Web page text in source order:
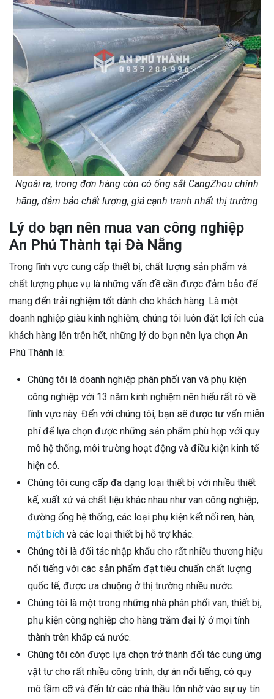
Ngoài ra, trong đơn hàng còn có ống sắt CangZhou chính
hãng, đảm bảo chất lượng, giá cạnh tranh nhất thị trường
Lý do bạn nên mua van công nghiệp
An Phú Thành tại Đà Nẵng
Trong lĩnh vực cung cấp thiết bị, chất lượng sản phẩm và
chất lượng phục vụ là những vấn đề cần được đảm bảo để
mang đến trải nghiệm tốt dành cho khách hàng. Là một
doanh nghiệp giàu kinh nghiệm, chúng tôi luôn đặt lợi ích của
khách hàng lên trên hết, những lý do bạn nên lựa chọn An
Phú Thành là:
Chúng tôi là doanh nghiệp phân phối van và phụ kiện
công nghiệp với 13 năm kinh nghiệm nên hiểu rất rõ về
lĩnh vực này. Đến với chúng tôi, bạn sẽ được tư vấn miễn
phí để lựa chọn được những sản phẩm phù hợp với quy
mô hệ thống, môi trường hoạt động và điều kiện kinh tế
hiện có.
Chúng tôi cung cấp đa dạng loại thiết bị với nhiều thiết
kế, xuất xứ và chất liệu khác nhau như van công nghiệp,
đường ống hệ thống, các loại phụ kiện kết nối ren, hàn,
mặt bích và các loại thiết bị hỗ trợ khác.
Chúng tôi là đối tác nhập khẩu cho rất nhiều thương hiệu
nổi tiếng với các sản phẩm đạt tiêu chuẩn chất lượng
quốc tế, được ưa chuộng ở thị trường nhiều nước.
Chúng tôi là một trong những nhà phân phối van, thiết bị,
phụ kiện công nghiệp cho hàng trăm đại lý ở mọi tỉnh
thành trên khắp cả nước.
Chúng tôi còn được lựa chọn trở thành đối tác cung ứng
vật tư cho rất nhiều công trình, dự án nổi tiếng, có quy
mô tầm cỡ và đến từ các nhà thầu lớn nhờ vào sự uy tín